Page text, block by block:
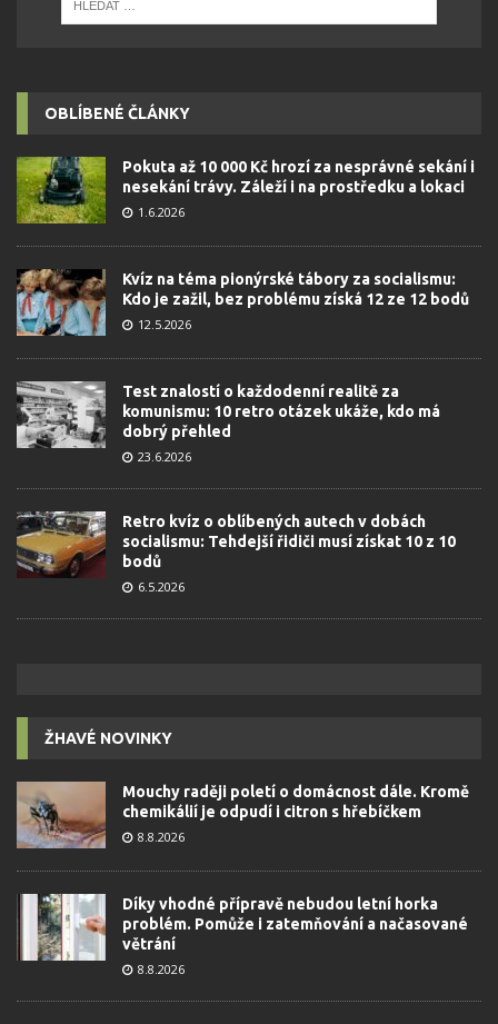
OBLÍBENÉ ČLÁNKY
Pokuta až 10 000 Kč hrozí za nesprávné sekání i
nesekání trávy. Záleží i na prostředku a lokaci
1.6.2026
Kvíz na téma pionýrské tábory za socialismu:
Kdo je zažil, bez problému získá 12 ze 12 bodů
12.5.2026
Test znalostí o každodenní realitě za
komunismu: 10 retro otázek ukáže, kdo má
dobrý přehled
23.6.2026
Retro kvíz o oblíbených autech v dobách
socialismu: Tehdejší řidiči musí získat 10 z 10
bodů
6.5.2026
ŽHAVÉ NOVINKY
Mouchy raději poletí o domácnost dále. Kromě
chemikálií je odpudí i citron s hřebíčkem
8.8.2026
Díky vhodné přípravě nebudou letní horka
problém. Pomůže i zatemňování a načasované
větrání
8.8.2026